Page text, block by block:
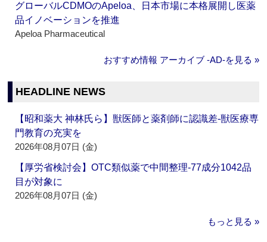
グローバルCDMOのApeloa、日本市場に本格展開し医薬
品イノベーションを推進
Apeloa Pharmaceutical
おすすめ情報 アーカイブ ‐AD‐を見る »
HEADLINE NEWS
【昭和薬大 神林氏ら】獣医師と薬剤師に認識差‐獣医療専
門教育の充実を
2026年08月07日 (金)
【厚労省検討会】OTC類似薬で中間整理‐77成分1042品
目が対象に
2026年08月07日 (金)
もっと見る »